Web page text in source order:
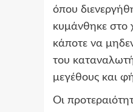
όπου
κυμάνθηκε στο
κάποτε να
του
μεγέθους και
Οι